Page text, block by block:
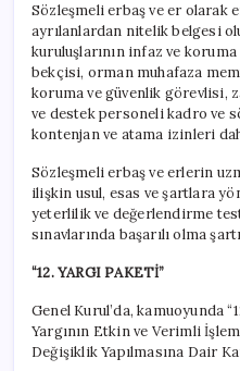
Sözleşmeli erbaş ve er olarak
ayrılanlardan nitelik belgesi
kuruluşlarının infaz ve
bekçisi, orman muhafaza
koruma ve güvenlik görevlisi,
ve destek personeli kadro ve
kontenjan ve atama izinleri
Sözleşmeli erbaş ve erlerin
ilişkin usul, esas ve şartlara
yeterlilik ve değerlendirme
sınavlarında başarılı olma
“12. YARGI PAKETİ”
Genel Kurul’da, kamuoyunda
Yargının Etkin ve Verimli
Değişiklik Yapılmasına Dair